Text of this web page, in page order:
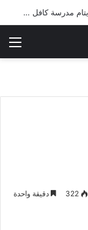
شرطة ميسان تلقي القبض على مطلقي العيارات النارية أثناء تشييع جنائزي في العمارة
322 دقيقة واحدة